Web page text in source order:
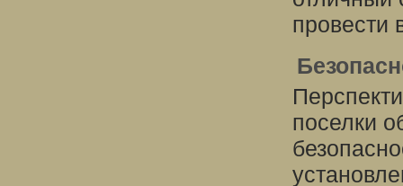
провести
поселки